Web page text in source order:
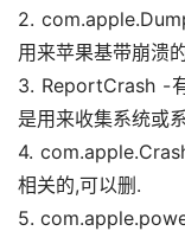
料
设
展
示
登录
2.
用来苹果基带崩溃
3. ReportCrash -
是用来收集系统或
4.
相关的,可以删.
5.